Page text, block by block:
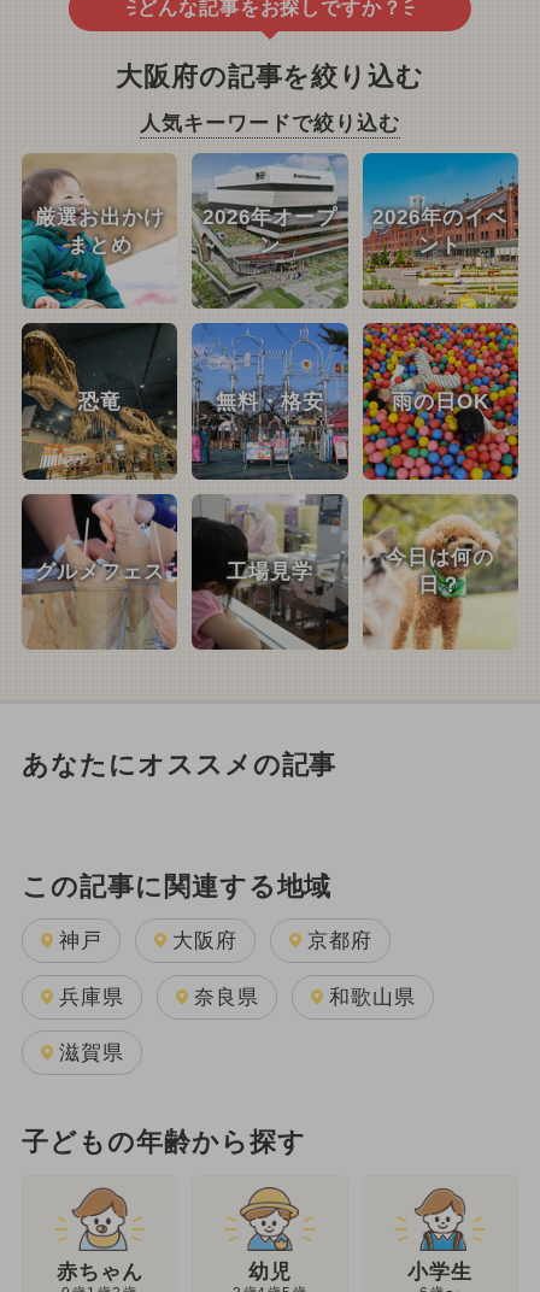
どんな記事をお探しですか？
大阪府の記事を絞り込む
人気キーワードで絞り込む
厳選お出かけ
まとめ
2026年オープ
ン
2026年のイベ
ント
恐竜 無料・格安 雨の日OK
グルメフェス 工場見学
今日は何の
日？
あなたにオススメの記事
この記事に関連する地域
神戸 大阪府 京都府
兵庫県 奈良県 和歌山県
滋賀県
子どもの年齢から探す
赤ちゃん 幼児 小学生